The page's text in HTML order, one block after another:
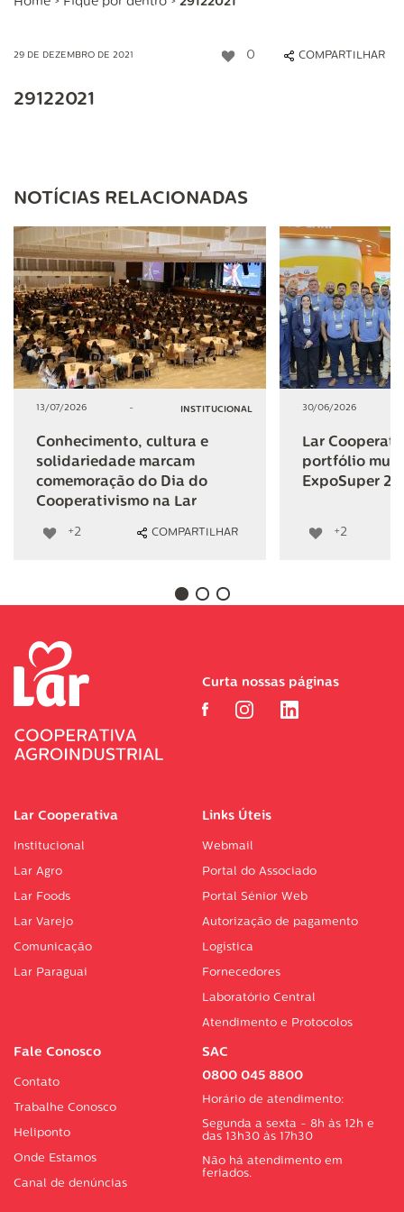
29 DE DEZEMBRO DE 2021 0 COMPARTILHAR
29122021
NOTÍCIAS RELACIONADAS
13/07/2026 - INSTITUCIONAL
Conhecimento, cultura e
solidariedade marcam
comemoração do Dia do
Cooperativismo na Lar
+2 COMPARTILHAR
30/06/2026
Lar
portfólio
ExpoSuper
+2
Lar Cooperativa
Institucional
Lar Agro
Lar Foods
Lar Varejo
Comunicação
Lar Paraguai
Links Úteis
Webmail
Portal do Associado
Portal Sénior Web
Autorização de pagamento
Logística
Fornecedores
Laboratório Central
Atendimento e Protocolos
Fale Conosco
Contato
Trabalhe Conosco
Heliponto
Onde Estamos
Canal de denúncias
SAC
0800 045 8800
Horário de atendimento:
Segunda a sexta - 8h às 12h e
das 13h30 às 17h30
Não há atendimento em
feriados.
Curta nossas páginas